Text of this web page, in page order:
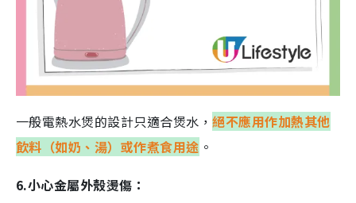
一般電熱水煲的設計只適合煲水，絕不應用作加熱其他
飲料（如奶、湯）或作煮食用途 。
6.小心金屬外殼燙傷：